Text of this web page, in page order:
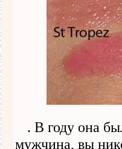
. В году она
мужчина, вы